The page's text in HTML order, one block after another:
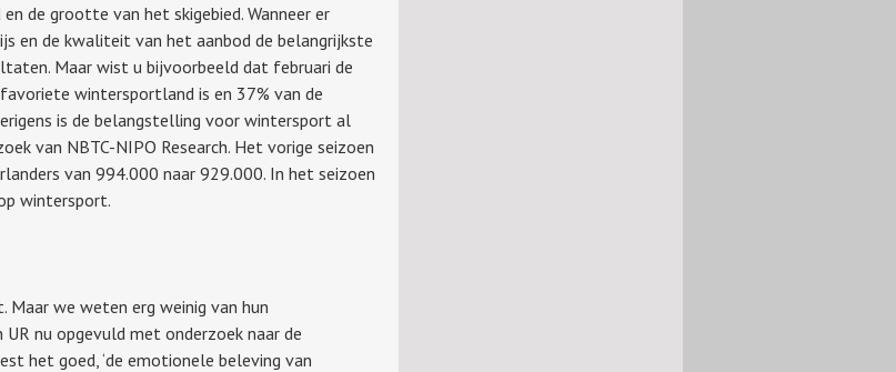
de grootte van het skigebied. Wanneer er
en de kwaliteit van het aanbod de belangrijkste
Maar wist u bijvoorbeeld dat februari de
wintersportland is en 37% van de
is de belangstelling voor wintersport al
van NBTC-NIPO Research. Het vorige seizoen
van 994.000 naar 929.000. In het seizoen
wintersport.
we weten erg weinig van hun
nu opgevuld met onderzoek naar de
het goed, ‘de emotionele beleving van